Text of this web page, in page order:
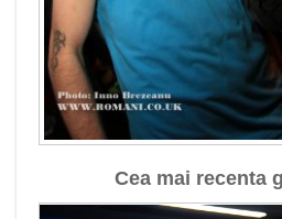
Cea mai recenta